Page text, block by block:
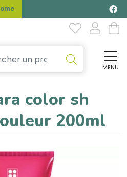
MENU
color sh
200ml